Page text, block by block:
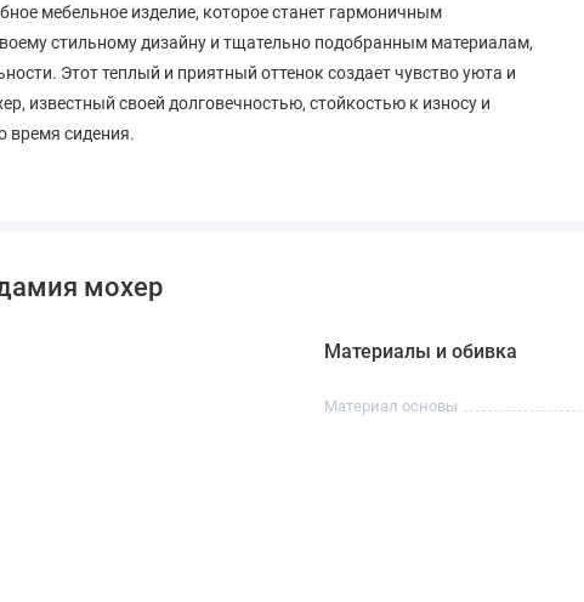
мебельное изделие, которое станет гармоничным
стильному дизайну и тщательно подобранным материалам,
Этот теплый и приятный оттенок создает чувство уюта и
известный своей долговечностью, стойкостью к износу и
время сидения.
мохер
Материалы и обивка
Материал основы